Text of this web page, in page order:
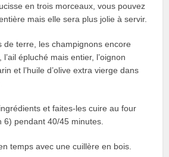
en trois morceaux, vous pouvez
mais elle sera plus jolie à servir.
de terre, les champignons encore
épluché mais entier, l’oignon
et l’huile d’olive extra vierge dans
et faites-les cuire au four
6) pendant 40/45 minutes.
temps avec une cuillère en bois.